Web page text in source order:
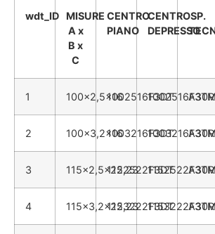
wdt_ID
MISURE
A x
B x
C
CENTRO
PIANO
CENTRO
DEPRESSO
SP.
1 100x2,5x161002516F3DT1002516F3TM
A30R
2 100x3,2x161003216F3DT1003216F3TM
A30R
3 115x2,5x22,231152522F3DT1152522F3TM
A30R
4 115x3,2x22,231153222F3DT1153222F3TM
A30R